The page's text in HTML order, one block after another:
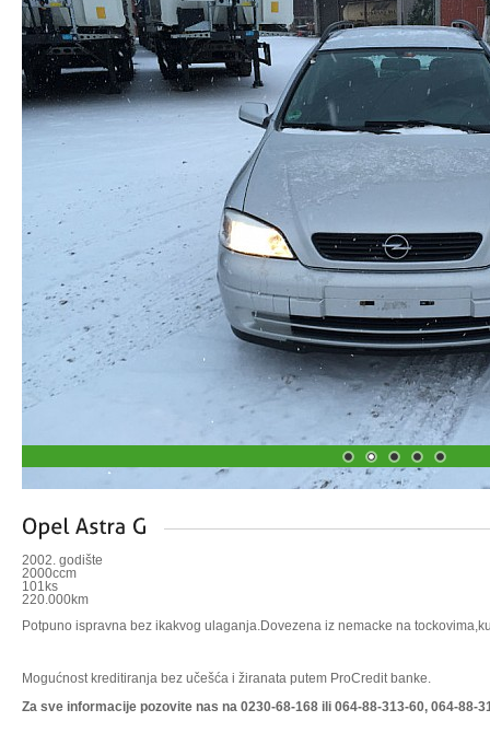
2002. godište
2000ccm
101ks
220.000km
Potpuno ispravna bez ikakvog ulaganja.Dovezena iz nemacke na
Mogućnost kreditiranja bez učešća i žiranata putem ProCredit banke.
Za sve informacije pozovite nas na 0230-68-168 ili 064-88-313-60, 064-88-